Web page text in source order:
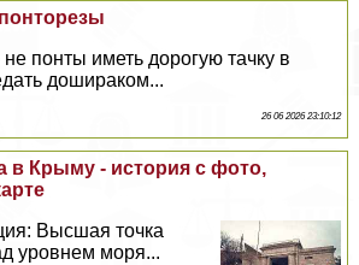
понты иметь дорогую тачку в
дошиpaком...
26 06 2026 23:10:12
в Крыму - история с фото,
Высшая точка
уровнем моря...